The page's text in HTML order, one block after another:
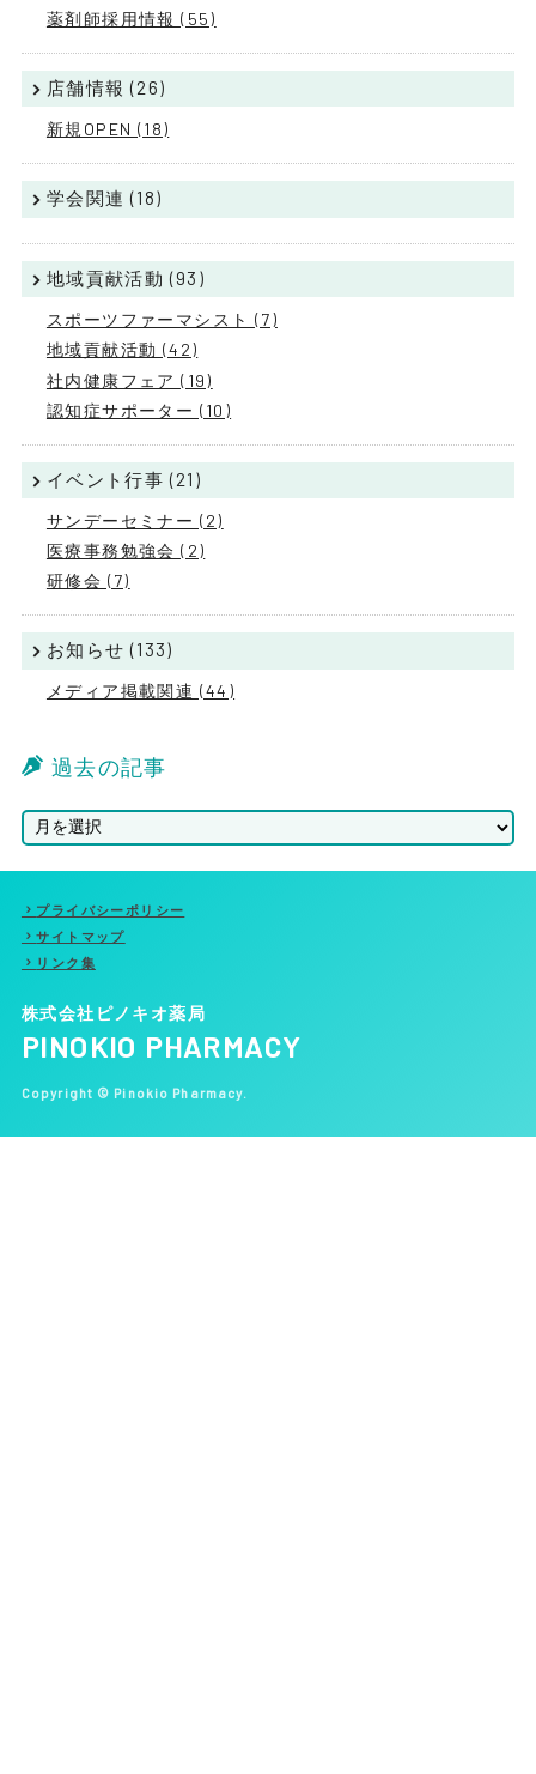
薬剤師採用情報 (55)
店舗情報 (26)
新規OPEN (18)
学会関連 (18)
地域貢献活動 (93)
スポーツファーマシスト (7)
地域貢献活動 (42)
社内健康フェア (19)
認知症サポーター (10)
イベント行事 (21)
サンデーセミナー (2)
医療事務勉強会 (2)
研修会 (7)
お知らせ (133)
メディア掲載関連 (44)
過去の記事
プライバシーポリシー
サイトマップ
リンク集
株式会社ピノキオ薬局
PINOKIO PHARMACY
Copyright © Pinokio Pharmacy.